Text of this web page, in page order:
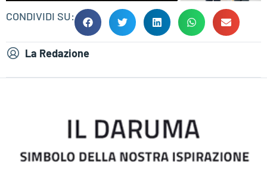
CONDIVIDI SU:
La Redazione